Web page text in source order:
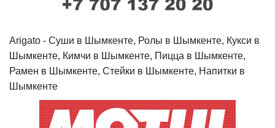
Arigato - Cуши в Шымкенте, Ролы в Шымкенте, Кукси в
Шымкенте, Кимчи в Шымкенте, Пицца в Шымкенте,
Рамен в Шымкенте, Стейки в Шымкенте, Напитки в
Шымкенте